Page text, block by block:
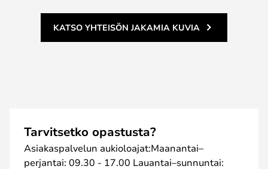
KATSO YHTEISÖN JAKAMIA KUVIA
Tarvitsetko opastusta?
Asiakaspalvelun aukioloajat:Maanantai–
perjantai: 09.30 - 17.00 Lauantai–sunnuntai: